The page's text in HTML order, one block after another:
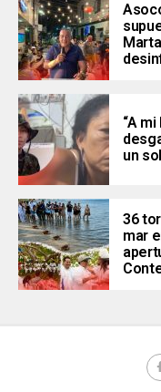
“A
un
36
mar